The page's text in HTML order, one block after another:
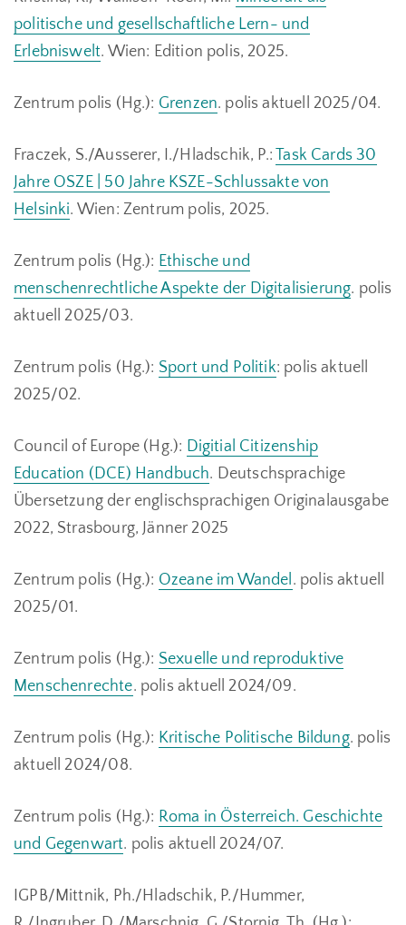
politische und gesellschaftliche Lern- und
Erlebniswelt. Wien: Edition polis, 2025.
Zentrum polis (Hg.): Grenzen. polis aktuell 2025/04.
Fraczek, S./Ausserer, I./Hladschik, P.: Task Cards 30
Jahre OSZE | 50 Jahre KSZE-Schlussakte von
Helsinki. Wien: Zentrum polis, 2025.
Zentrum polis (Hg.): Ethische und
menschenrechtliche Aspekte der Digitalisierung. polis
aktuell 2025/03.
Zentrum polis (Hg.): Sport und Politik: polis aktuell
2025/02.
Council of Europe (Hg.): Digitial Citizenship
Education (DCE) Handbuch. Deutschsprachige
Übersetzung der englischsprachigen Originalausgabe
2022, Strasbourg, Jänner 2025
Zentrum polis (Hg.): Ozeane im Wandel. polis aktuell
2025/01.
Zentrum polis (Hg.): Sexuelle und reproduktive
Menschenrechte. polis aktuell 2024/09.
Zentrum polis (Hg.): Kritische Politische Bildung. polis
aktuell 2024/08.
Zentrum polis (Hg.): Roma in Österreich. Geschichte
und Gegenwart. polis aktuell 2024/07.
IGPB/Mittnik, Ph./Hladschik, P./Hummer,